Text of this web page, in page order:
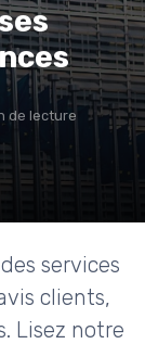
de lecture
services
clients,
Lisez notre